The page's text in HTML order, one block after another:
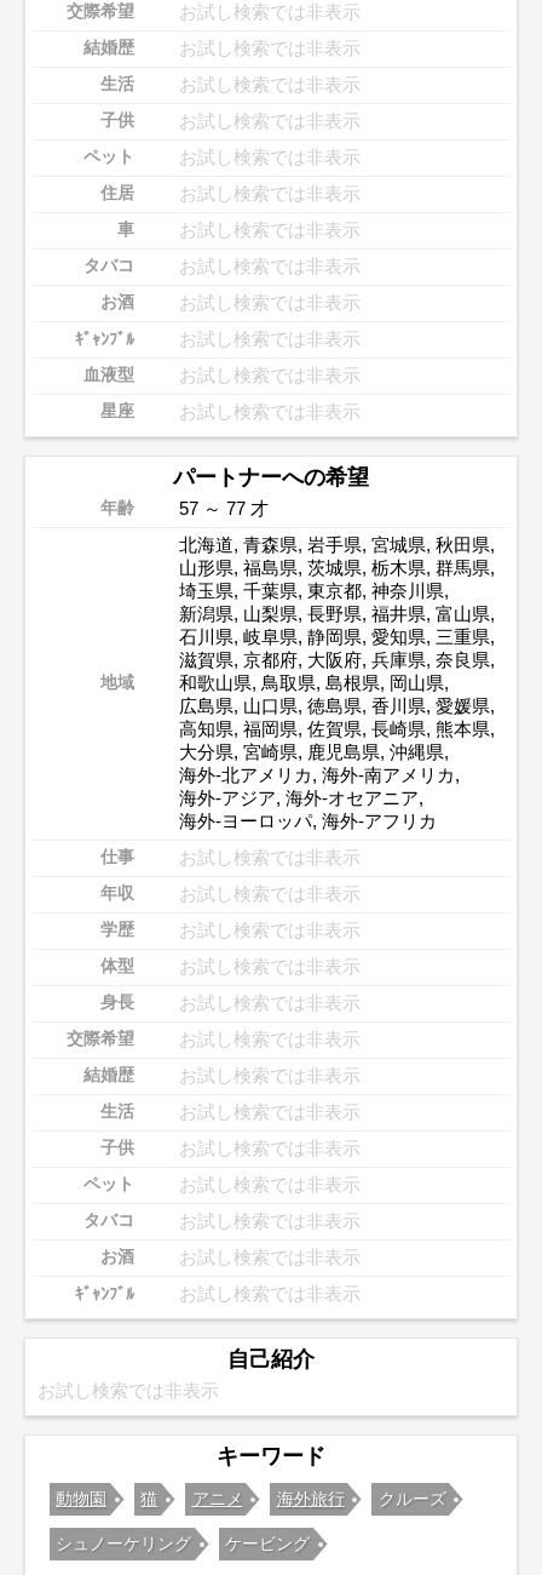
交際希望 お試し検索では非表示
結婚歴 お試し検索では非表示
生活 お試し検索では非表示
子供 お試し検索では非表示
ペット お試し検索では非表示
住居 お試し検索では非表示
車 お試し検索では非表示
タバコ お試し検索では非表示
お酒 お試し検索では非表示
ｷﾞｬﾝﾌﾞﾙ お試し検索では非表示
血液型 お試し検索では非表示
星座 お試し検索では非表示
パートナーへの希望
年齢 57 ～ 77 才
地域
北海道, 青森県, 岩手県, 宮城県, 秋田県,
山形県, 福島県, 茨城県, 栃木県, 群馬県,
埼玉県, 千葉県, 東京都, 神奈川県,
新潟県, 山梨県, 長野県, 福井県, 富山県,
石川県, 岐阜県, 静岡県, 愛知県, 三重県,
滋賀県, 京都府, 大阪府, 兵庫県, 奈良県,
和歌山県, 鳥取県, 島根県, 岡山県,
広島県, 山口県, 徳島県, 香川県, 愛媛県,
高知県, 福岡県, 佐賀県, 長崎県, 熊本県,
大分県, 宮崎県, 鹿児島県, 沖縄県,
海外-北アメリカ, 海外-南アメリカ,
海外-アジア, 海外-オセアニア,
海外-ヨーロッパ, 海外-アフリカ
仕事 お試し検索では非表示
年収 お試し検索では非表示
学歴 お試し検索では非表示
体型 お試し検索では非表示
身長 お試し検索では非表示
交際希望 お試し検索では非表示
結婚歴 お試し検索では非表示
生活 お試し検索では非表示
子供 お試し検索では非表示
ペット お試し検索では非表示
タバコ お試し検索では非表示
お酒 お試し検索では非表示
ｷﾞｬﾝﾌﾞﾙ お試し検索では非表示
自己紹介
お試し検索では非表示
キーワード
動物園 猫 アニメ 海外旅行 クルーズ
シュノーケリング ケービング